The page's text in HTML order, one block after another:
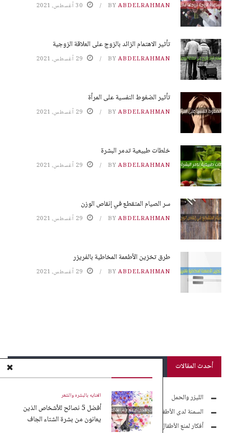
العنايه بالبشره والشعر
أفضل 5 نصائح للأشخاص الذين
يعانون من بشرة الشتاء الجاف
BY ABDELRAHMAN 30 أغسطس، 2021
تأثير الاهتمام الزائد بالزوج على العلاقة الزوجية
BY ABDELRAHMAN 29 أغسطس، 2021
تأثير الضغوط النفسية على المرأة
BY ABDELRAHMAN 29 أغسطس، 2021
خلطات طبيعية تدمر البشرة
BY ABDELRAHMAN 29 أغسطس، 2021
سر الصيام المتقطع في إنقاص الوزن
BY ABDELRAHMAN 29 أغسطس، 2021
طرق تخزين الأطعمة المخاطية بالفريزر
BY ABDELRAHMAN 29 أغسطس، 2021
أحدث المقالات
الليزر والحمل
السمنة لدى الأطفال
أفكار لمنع الأطفال من الموبايل